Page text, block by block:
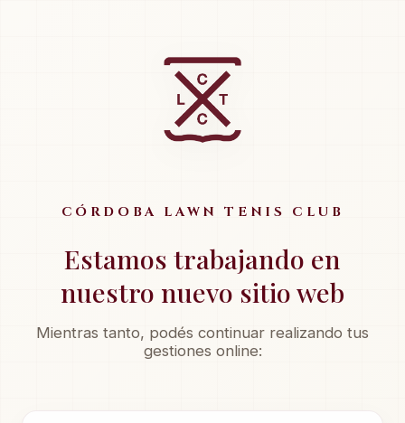
CÓRDOBA LAWN TENIS CLUB
Estamos trabajando en
nuestro nuevo sitio web
Mientras tanto, podés continuar realizando tus
gestiones online: